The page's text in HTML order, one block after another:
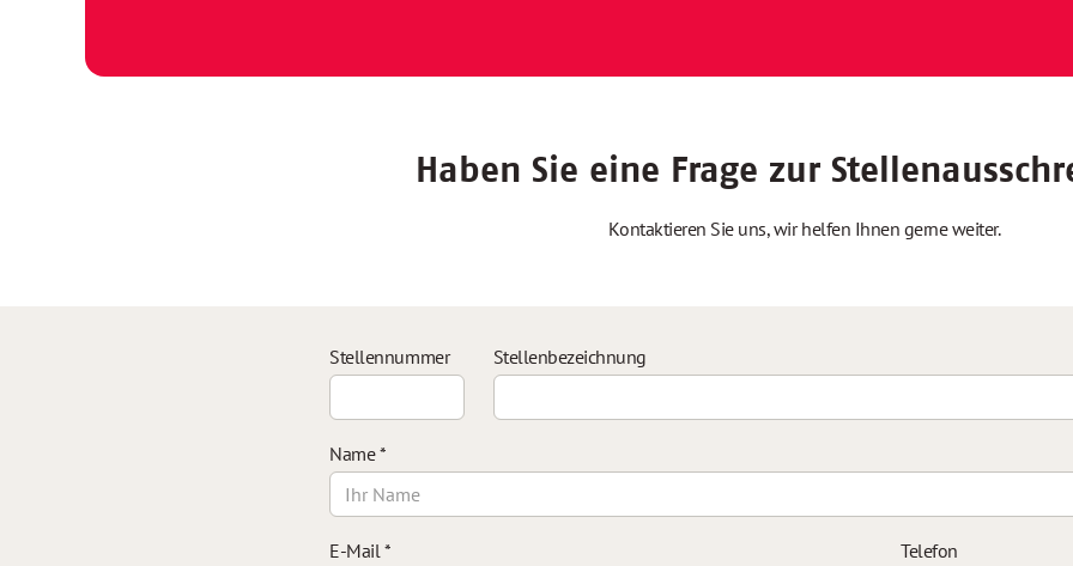
Haben Sie eine Frage zur
Kontaktieren Sie uns, wir helfen Ihnen gerne weiter.
Stellennummer Stellenbezeichnung
Name*
E-Mail* Telefon